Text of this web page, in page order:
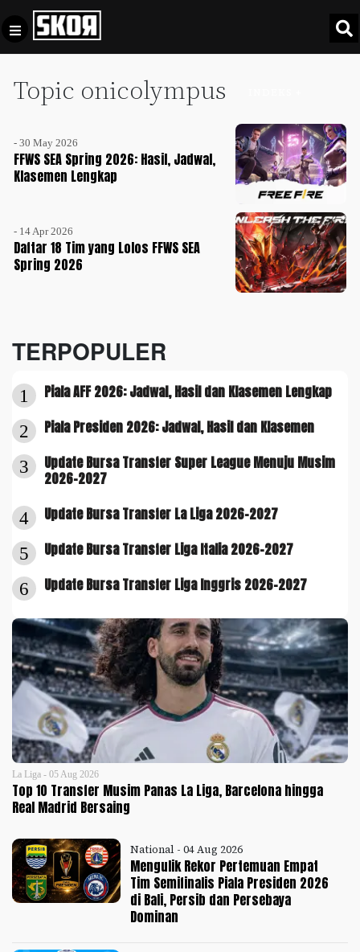
Topic onicolympus
- 30 May 2026
FFWS SEA Spring 2026: Hasil, Jadwal,
Klasemen Lengkap
- 14 Apr 2026
Daftar 18 Tim yang Lolos FFWS SEA
Spring 2026
TERPOPULER
1 Piala AFF 2026: Jadwal, Hasil dan Klasemen Lengkap
2 Piala Presiden 2026: Jadwal, Hasil dan Klasemen
3
Update Bursa Transfer Super League Menuju Musim
2026-2027
4 Update Bursa Transfer La Liga 2026-2027
5 Update Bursa Transfer Liga Italia 2026-2027
6 Update Bursa Transfer Liga Inggris 2026-2027
La Liga - 05 Aug 2026
Top 10 Transfer Musim Panas La Liga, Barcelona hingga
Real Madrid Bersaing
National - 04 Aug 2026
Mengulik Rekor Pertemuan Empat
Tim Semifinalis Piala Presiden 2026
di Bali, Persib dan Persebaya
Dominan
Football +
Culture +
Timnas
Indonesia
Video
Privacy
Pedoman
Pemberitaan
Media
Disclaimer
Tentang